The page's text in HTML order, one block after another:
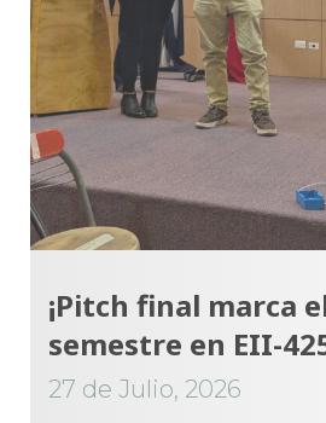
¡Pitch final marca
semestre en EII-
27 de Julio, 2026